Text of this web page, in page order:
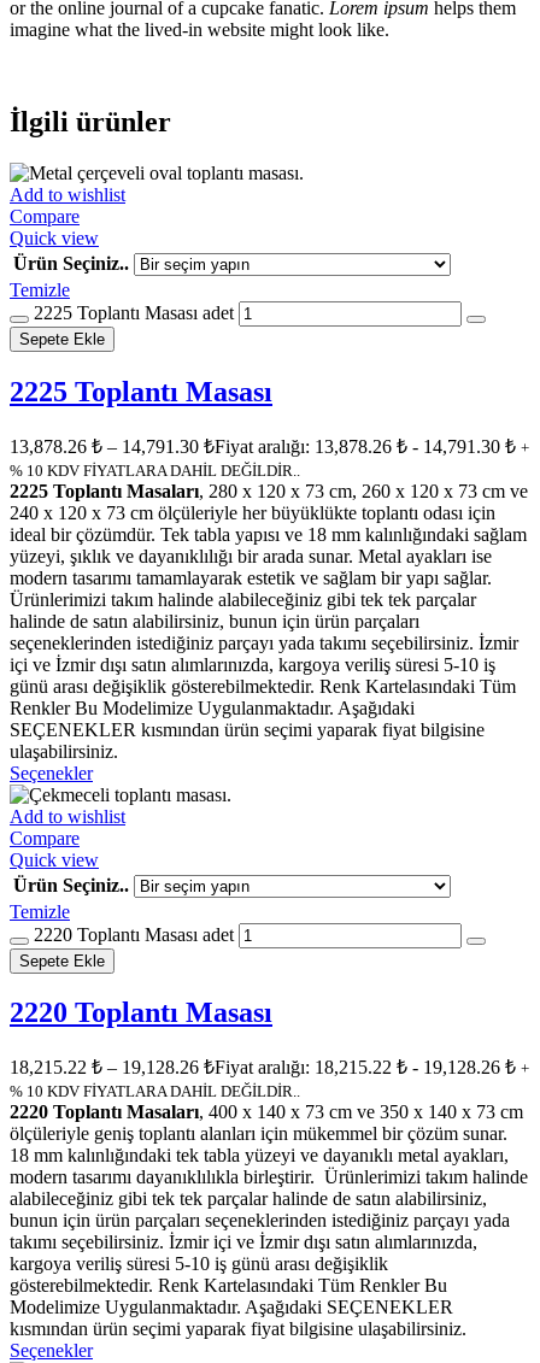
or the online journal of a cupcake fanatic. Lorem ipsum helps them
imagine what the lived-in website might look like.
İlgili ürünler
Add to wishlist
Compare
Quick view
Ürün Seçiniz..
Temizle
2225 Toplantı Masası adet
Sepete Ekle
2225 Toplantı Masası
13,878.26 ₺ – 14,791.30 ₺Fiyat aralığı: 13,878.26 ₺ - 14,791.30 ₺ +
% 10 KDV FİYATLARA DAHİL DEĞİLDİR..
2225 Toplantı Masaları, 280 x 120 x 73 cm, 260 x 120 x 73 cm ve
240 x 120 x 73 cm ölçüleriyle her büyüklükte toplantı odası için
ideal bir çözümdür. Tek tabla yapısı ve 18 mm kalınlığındaki sağlam
yüzeyi, şıklık ve dayanıklılığı bir arada sunar. Metal ayakları ise
modern tasarımı tamamlayarak estetik ve sağlam bir yapı sağlar.
Ürünlerimizi takım halinde alabileceğiniz gibi tek tek parçalar
halinde de satın alabilirsiniz, bunun için ürün parçaları
seçeneklerinden istediğiniz parçayı yada takımı seçebilirsiniz. İzmir
içi ve İzmir dışı satın alımlarınızda, kargoya veriliş süresi 5-10 iş
günü arası değişiklik gösterebilmektedir. Renk Kartelasındaki Tüm
Renkler Bu Modelimize Uygulanmaktadır. Aşağıdaki
SEÇENEKLER kısmından ürün seçimi yaparak fiyat bilgisine
ulaşabilirsiniz.
Seçenekler
Add to wishlist
Compare
Quick view
Ürün Seçiniz..
Temizle
2220 Toplantı Masası adet
Sepete Ekle
2220 Toplantı Masası
18,215.22 ₺ – 19,128.26 ₺Fiyat aralığı: 18,215.22 ₺ - 19,128.26 ₺ +
% 10 KDV FİYATLARA DAHİL DEĞİLDİR..
2220 Toplantı Masaları, 400 x 140 x 73 cm ve 350 x 140 x 73 cm
ölçüleriyle geniş toplantı alanları için mükemmel bir çözüm sunar.
18 mm kalınlığındaki tek tabla yüzeyi ve dayanıklı metal ayakları,
modern tasarımı dayanıklılıkla birleştirir. Ürünlerimizi takım halinde
alabileceğiniz gibi tek tek parçalar halinde de satın alabilirsiniz,
bunun için ürün parçaları seçeneklerinden istediğiniz parçayı yada
takımı seçebilirsiniz. İzmir içi ve İzmir dışı satın alımlarınızda,
kargoya veriliş süresi 5-10 iş günü arası değişiklik
gösterebilmektedir. Renk Kartelasındaki Tüm Renkler Bu
Modelimize Uygulanmaktadır. Aşağıdaki SEÇENEKLER
kısmından ürün seçimi yaparak fiyat bilgisine ulaşabilirsiniz.
Seçenekler